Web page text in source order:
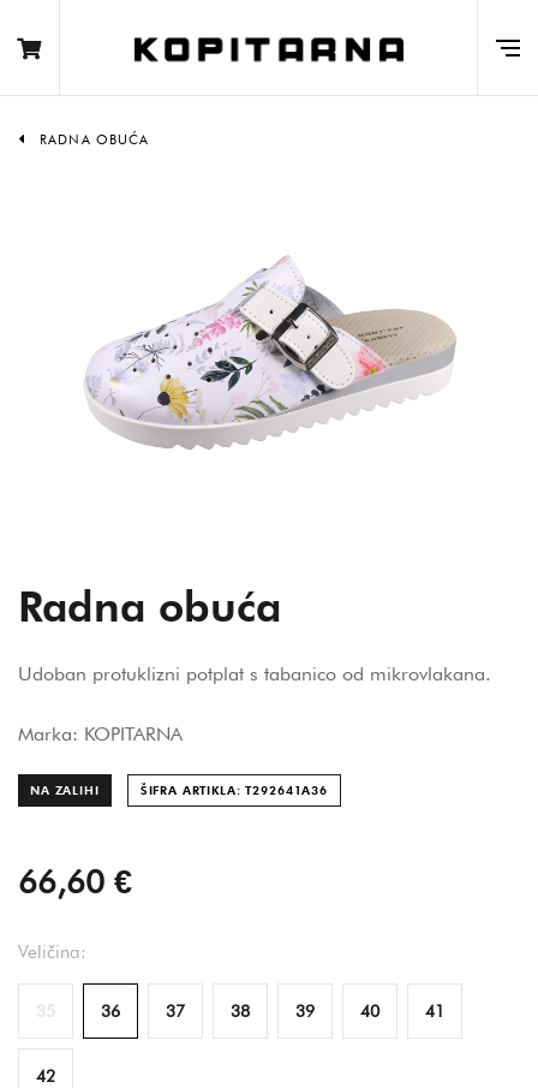
RADNA OBUĆA
Radna obuća
Udoban protuklizni potplat s tabanico od mikrovlakana.
Marka: KOPITARNA
NA ZALIHI ŠIFRA ARTIKLA: T292641A36
66,60 €
Veličina:
35 36 37 38 39 40 41
42